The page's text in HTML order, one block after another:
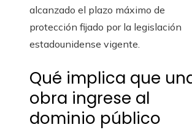
alcanzado el plazo máximo de
protección fijado por la legislación
estadounidense vigente.
Qué implica que
obra ingrese al
dominio público